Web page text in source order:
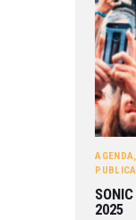
AGENDA,
2025